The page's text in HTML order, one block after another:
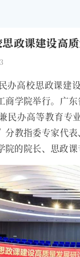
政课建设高
办高校思政课建
商学院举行。广
民办高等教育专
教指委专家代表
的院长、思政